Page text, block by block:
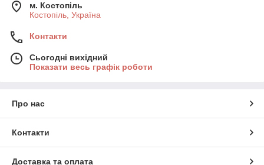
м. Костопіль
Костопіль, Україна
Контакти
Сьогодні вихідний
Показати весь графік роботи
Про нас
Контакти
Доставка та оплата